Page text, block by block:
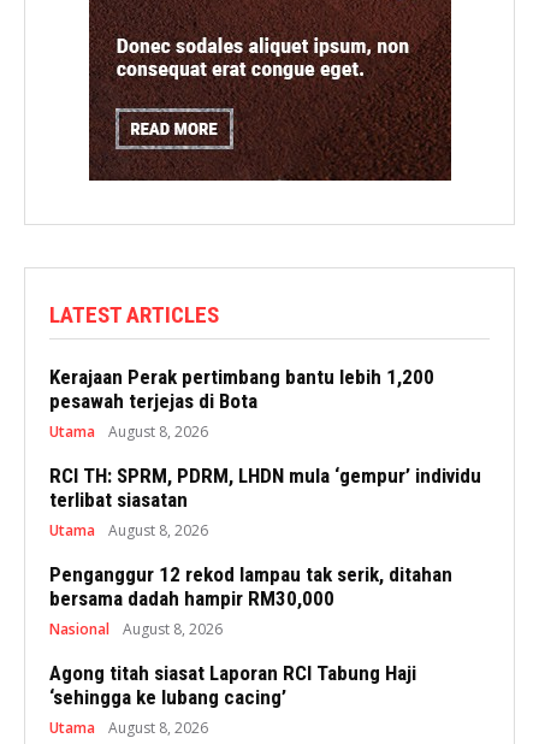
LATEST ARTICLES
Kerajaan Perak pertimbang bantu lebih 1,200
pesawah terjejas di Bota
Utama August 8, 2026
RCI TH: SPRM, PDRM, LHDN mula ‘gempur’ individu
terlibat siasatan
Utama August 8, 2026
Penganggur 12 rekod lampau tak serik, ditahan
bersama dadah hampir RM30,000
Nasional August 8, 2026
Agong titah siasat Laporan RCI Tabung Haji
‘sehingga ke lubang cacing’
Utama August 8, 2026